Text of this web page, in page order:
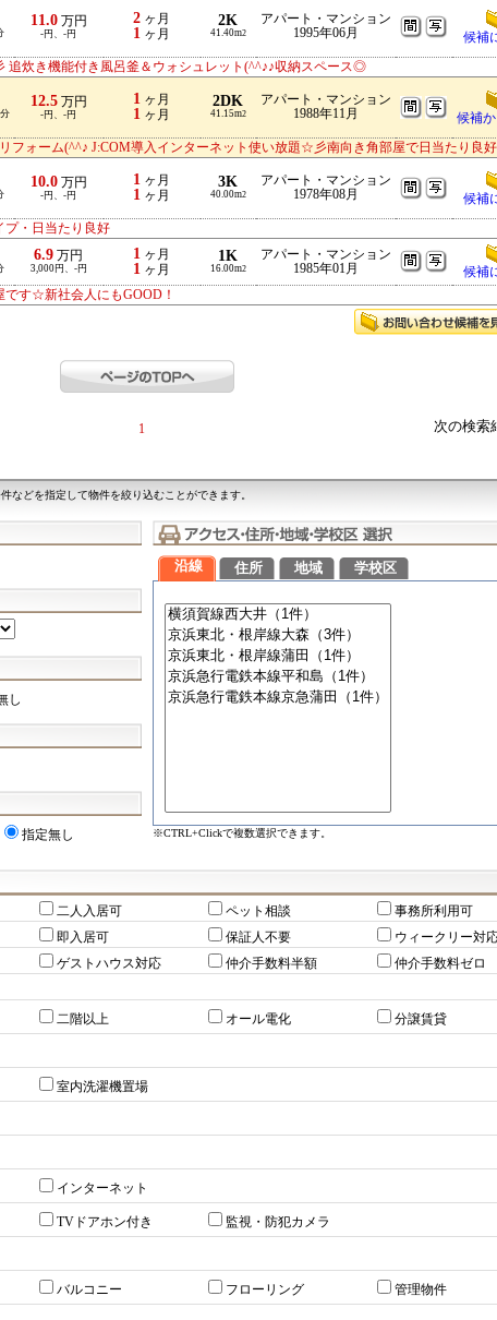
11.0万円
-円、-円
2 ヶ月
1 ヶ月
2K
41.40m2
アパート・マンション
1995年06月
候補
炊き機能付き風呂釜＆ウォシュレット(^^♪♪収納スペース◎
12.5万円
-円、-円
1 ヶ月
1 ヶ月
2DK
41.15m2
アパート・マンション
1988年11月
候補
フォーム(^^♪ J:COM導入インターネット使い放題☆彡南向き角部屋で日当たり良好
10.0万円
-円、-円
1 ヶ月
1 ヶ月
3K
40.00m2
アパート・マンション
1978年08月
候補
・日当たり良好
6.9 万円
3,000円、-円
1 ヶ月
1 ヶ月
1K
16.00m2
アパート・マンション
1985年01月
候補
す☆新社会人にもGOOD！
1 次の検
などを指定して物件を絞り込むことができます。
し
指定無し
沿線 住所 地域 学校区
※CTRL+Clickで複数選択できます。
二人入居可 ペット相談
事務所利用可
即入居可 保証人不要
ウィークリー対
ゲストハウス対応 仲介手数料半額
仲介手数料ゼロ
二階以上 オール電化 分譲賃貸
室内洗濯機置場
インターネット
TVドアホン付き 監視・防犯カメラ
バルコニー フローリング 管理物件